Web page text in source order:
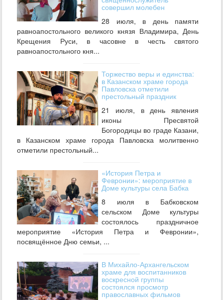
совершил молебен
28 июля, в день памяти
равноапостольного великого князя Владимира, День
Крещения Руси, в часовне в честь святого
равноапостольного кня...
Торжество веры и единства:
в Казанском храме города
Павловска отметили
престольный праздник
21 июля, в день явления
иконы Пресвятой
Богородицы во граде Казани,
в Казанском храме города Павловска молитвенно
отметили престольный...
«История Петра и
Февронии»: мероприятие в
Доме культуры села Бабка
8 июля в Бабковском
сельском Доме культуры
состоялось праздничное
мероприятие «История Петра и Февронии»,
посвящённое Дню семьи, ...
В Михайло‑Архангельском
храме для воспитанников
воскресной группы
состоялся просмотр
православных фильмов